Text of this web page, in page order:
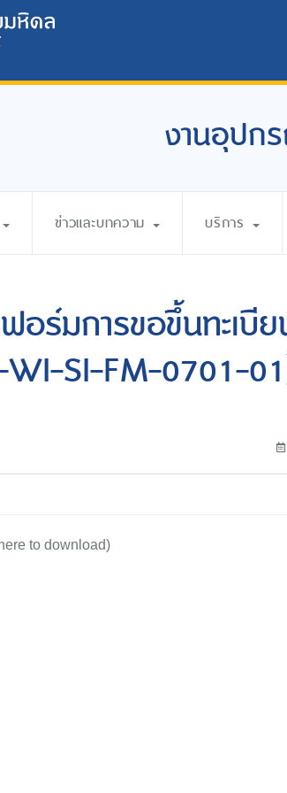
งานอุปก
ข่าวและบทความ บริการ
ร์มการขอขึ้นทะเบี
WI-SI-FM-0701-
to download)